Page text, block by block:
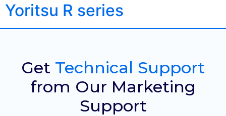
Yoritsu R series
Get Technical Support
from Our Marketing
Support